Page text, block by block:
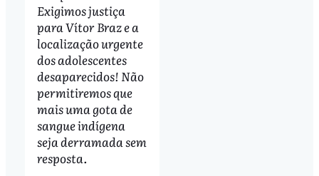
Exigimos justiça
para Vítor Braz e a
localização urgente
dos adolescentes
desaparecidos! Não
permitiremos que
mais uma gota de
sangue indígena
seja derramada sem
resposta.